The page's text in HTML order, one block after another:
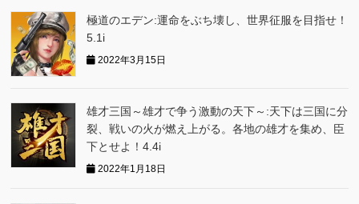
極道のエデン:運命をぶち壊し、世界征服を目指せ！
5.1i
2022年3月15日
雄才三国～雄才で争う激動の天下～:天下は三国に分
裂、戦いの火が燃え上がる。各地の雄才を集め、臣
下とせよ！4.4i
2022年1月18日